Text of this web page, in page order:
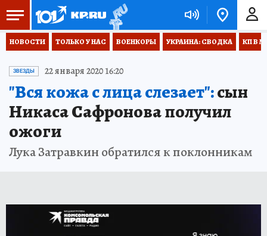
НОВОСТИ ТОЛЬКО У НАС ВОЕНКОРЫ УКРАИНА: СВОДКА КП В
ЗВЕЗДЫ 22 января 2020 16:20
"Вся кожа с лица слезает":сын
Никаса Сафронова получил
ожоги
Лука Затравкин обратился к поклонникам